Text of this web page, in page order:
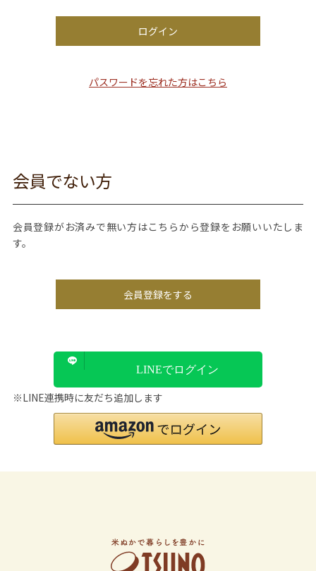
ログイン
パスワードを忘れた方はこちら
会員でない方
会員登録がお済みで無い方はこちらから登録をお願いいたしま
す。
会員登録をする
LINEでログイン
※LINE連携時に友だち追加します